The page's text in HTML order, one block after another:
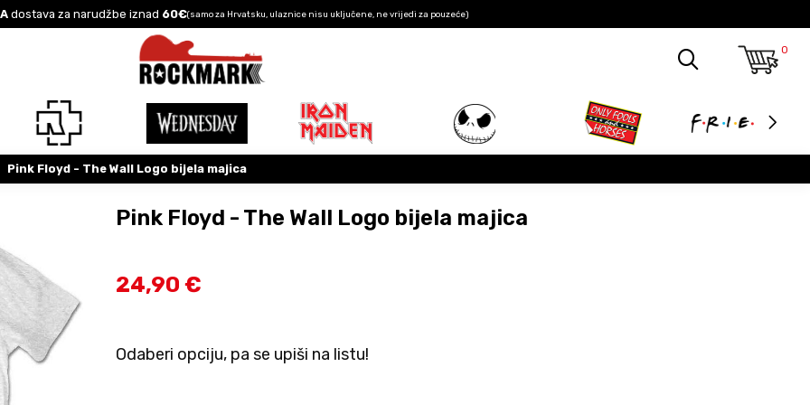
dostava za narudžbe iznad 60€(samo za Hrvatsku, ulaznice nisu uključene, ne vrijedi za pouzeće)
0
Pink Floyd - The Wall Logo bijela majica
Pink Floyd - The Wall Logo bijela majica
24,90 €
Odaberi opciju, pa se upiši na listu!